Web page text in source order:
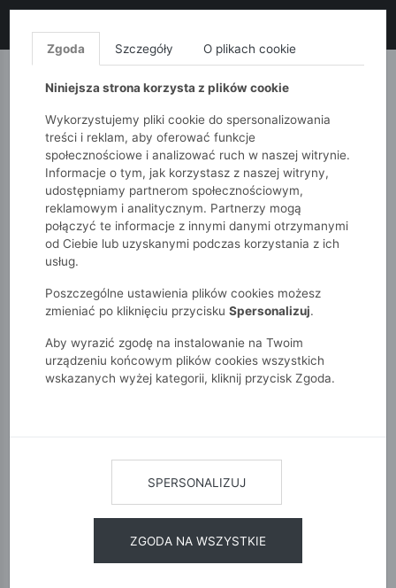
MONNARI QUIOSQUE
51015kids
Dziewczynki 2-7 lat
Różowa bluzka z krótkim rękawem - Kot - 5.10.15.
Zgoda Szczegóły O plikach cookie
Niniejsza strona korzysta z plików cookie
Wykorzystujemy pliki cookie do spersonalizowania
treści i reklam, aby oferować funkcje
społecznościowe i analizować ruch w naszej witrynie.
Informacje o tym, jak korzystasz z naszej witryny,
udostępniamy partnerom społecznościowym,
reklamowym i analitycznym. Partnerzy mogą
połączyć te informacje z innymi danymi otrzymanymi
od Ciebie lub uzyskanymi podczas korzystania z ich
usług.
Poszczególne ustawienia plików cookies możesz
zmieniać po kliknięciu przycisku Spersonalizuj.
Aby wyrazić zgodę na instalowanie na Twoim
urządzeniu końcowym plików cookies wszystkich
wskazanych wyżej kategorii, kliknij przycisk Zgoda.
SPERSONALIZUJ
ZGODA NA WSZYSTKIE